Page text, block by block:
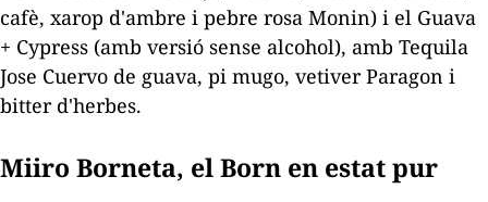
cafè, xarop d'ambre i pebre rosa Monin) i el Guava
+ Cypress (amb versió sense alcohol), amb Tequila
Jose Cuervo de guava, pi mugo, vetiver Paragon i
bitterd'herbes.
Miiro Borneta, el Born en estat pur